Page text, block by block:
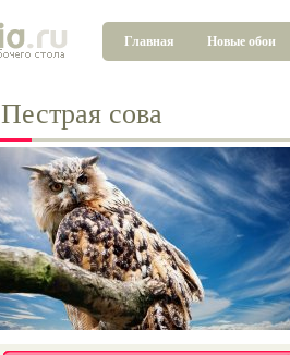
Главная Новые обои
Пестрая сова